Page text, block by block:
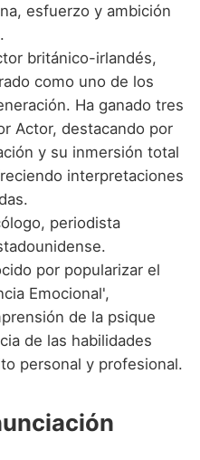
esfuerzo y ambición
británico-irlandés,
como uno de los
Ha ganado tres
Actor, destacando por
y su inmersión total
interpretaciones
periodista
por popularizar el
Emocional',
de la psique
de las habilidades
personal y profesional.